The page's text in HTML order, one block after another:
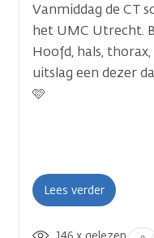
Vanmiddag de CT
het UMC Utrecht.
Hoofd, hals,
uitslag een dezer
🩷
Lees verder
Verticale